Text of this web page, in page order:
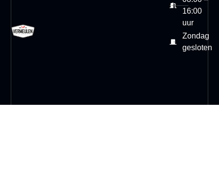
16:00
uur
Zondag
gesloten